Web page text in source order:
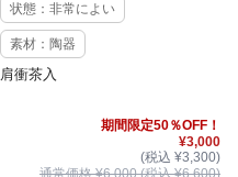
状態：非常によい
素材：陶器
肩衝茶入
期間限定50％OFF！
¥3,000
(税込 ¥3,300)